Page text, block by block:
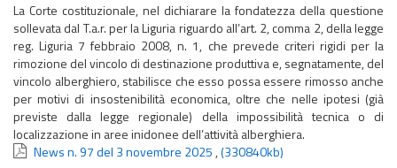
La Corte costituzionale, nel dichiarare la fondatezza della questione
sollevata dal T.a.r. per la Liguria riguardo all’art. 2, comma 2, della legge
reg. Liguria 7 febbraio 2008, n. 1, che prevede criteri rigidi per la
rimozione del vincolo di destinazione produttiva e, segnatamente, del
vincolo alberghiero, stabilisce che esso possa essere rimosso anche
per motivi di insostenibilità economica, oltre che nelle ipotesi (già
previste dalla legge regionale) della impossibilità tecnica o di
localizzazione in aree inidonee dell’attività alberghiera.
News n. 97 del 3 novembre 2025 ,(330840kb)